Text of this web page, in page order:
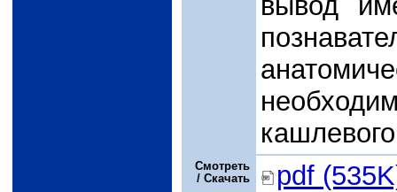
Смотреть
/ Скачать
pdf